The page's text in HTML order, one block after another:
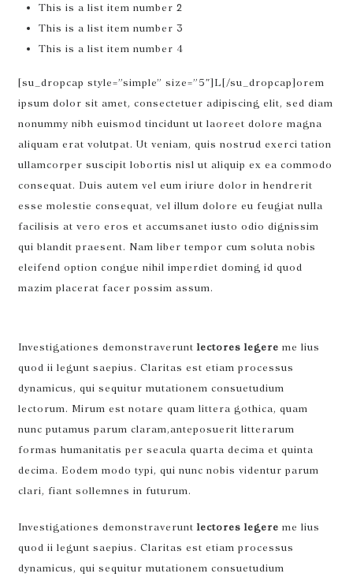
This is a list item number 2
This is a list item number 3
This is a list item number 4
[su_dropcap style=”simple” size=”5″]L[/su_dropcap]orem
ipsum dolor sit amet, consectetuer adipiscing elit, sed diam
nonummy nibh euismod tincidunt ut laoreet dolore magna
aliquam erat volutpat. Ut veniam, quis nostrud exerci tation
ullamcorper suscipit lobortis nisl ut aliquip ex ea commodo
consequat. Duis autem vel eum iriure dolor in hendrerit
esse molestie consequat, vel illum dolore eu feugiat nulla
facilisis at vero eros et accumsanet iusto odio dignissim
qui blandit praesent. Nam liber tempor cum soluta nobis
eleifend option congue nihil imperdiet doming id quod
mazim placerat facer possim assum.
Investigationes demonstraverunt lectores legere me lius
quod ii legunt saepius. Claritas est etiam processus
dynamicus, qui sequitur mutationem consuetudium
lectorum. Mirum est notare quam littera gothica, quam
nunc putamus parum claram,anteposuerit litterarum
formas humanitatis per seacula quarta decima et quinta
decima. Eodem modo typi, qui nunc nobis videntur parum
clari, fiant sollemnes in futurum.
Investigationes demonstraverunt lectores legere me lius
quod ii legunt saepius. Claritas est etiam processus
dynamicus, qui sequitur mutationem consuetudium